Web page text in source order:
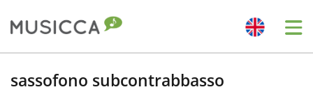
Bahasa Indonesia
sassofono subcontrabbasso